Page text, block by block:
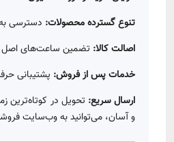
تنوع گسترده محصولات: دسترسی
اصالت کالا: تضمین ساعت‌های اصل
خدمات پس از فروش: پشتیبانی
ارسال سریع: تحویل در کوتاه‌ترین
و آسان، می‌توانید به وب‌سایت